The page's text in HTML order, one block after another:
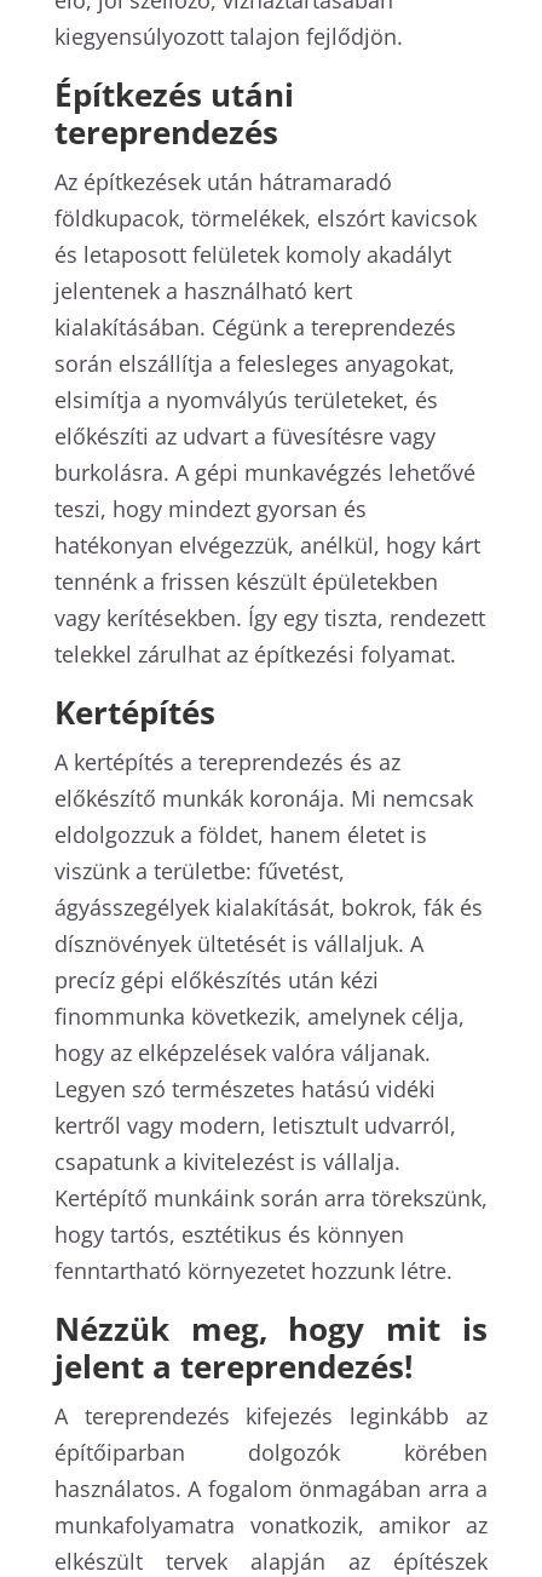
kiegyensúlyozott talajon fejlődjön.
Építkezés utáni
tereprendezés
Az építkezések után hátramaradó
földkupacok, törmelékek, elszórt kavicsok
és letaposott felületek komoly akadályt
jelentenek a használható kert
kialakításában. Cégünk a tereprendezés
során elszállítja a felesleges anyagokat,
elsimítja a nyomvályús területeket, és
előkészíti az udvart a füvesítésre vagy
burkolásra. A gépi munkavégzés lehetővé
teszi, hogy mindezt gyorsan és
hatékonyan elvégezzük, anélkül, hogy kárt
tennénk a frissen készült épületekben
vagy kerítésekben. Így egy tiszta, rendezett
telekkel zárulhat az építkezési folyamat.
Kertépítés
A kertépítés a tereprendezés és az
előkészítő munkák koronája. Mi nemcsak
eldolgozzuk a földet, hanem életet is
viszünk a területbe: fűvetést,
ágyásszegélyek kialakítását, bokrok, fák és
dísznövények ültetését is vállaljuk. A
precíz gépi előkészítés után kézi
finommunka következik, amelynek célja,
hogy az elképzelések valóra váljanak.
Legyen szó természetes hatású vidéki
kertről vagy modern, letisztult udvarról,
csapatunk a kivitelezést is vállalja.
Kertépítő munkáink során arra törekszünk,
hogy tartós, esztétikus és könnyen
fenntartható környezetet hozzunk létre.
Nézzük meg, hogy mit is
jelent a tereprendezés!
A tereprendezés kifejezés leginkább az
építőiparban dolgozók körében
használatos. A fogalom önmagában arra a
munkafolyamatra vonatkozik, amikor az
elkészült tervek alapján az építészek